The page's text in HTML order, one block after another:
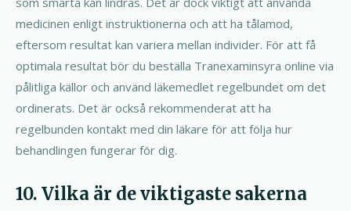
medicinen enligt instruktionerna och att ha tålamod,
eftersom resultat kan variera mellan individer. För att få
optimala resultat bör du beställa Tranexaminsyra online via
pålitliga källor och använd läkemedlet regelbundet om det
ordinerats. Det är också rekommenderat att ha
regelbunden kontakt med din läkare för att följa hur
behandlingen fungerar för dig.
10. Vilka är de viktigaste sakerna